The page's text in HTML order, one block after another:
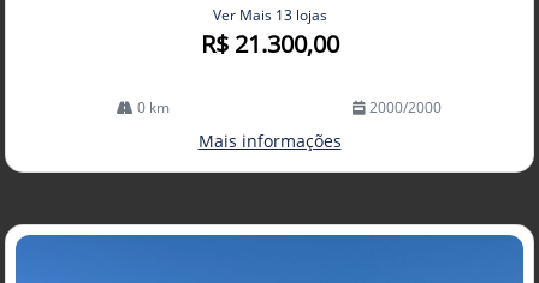
Ver Mais 13 lojas
R$ 21.300,00
0 km 2000/2000
Mais informações